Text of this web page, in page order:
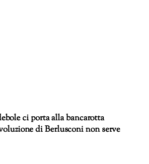
ci porta alla bancarotta
di Berlusconi non serve